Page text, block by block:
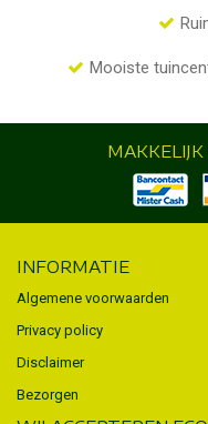
Mooiste
INFORMATIE
Algemene voorwaarden
Privacy policy
Disclaimer
Bezorgen